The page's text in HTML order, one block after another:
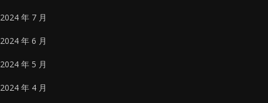
2024 年 7 月
2024 年 6 月
2024 年 5 月
2024 年 4 月